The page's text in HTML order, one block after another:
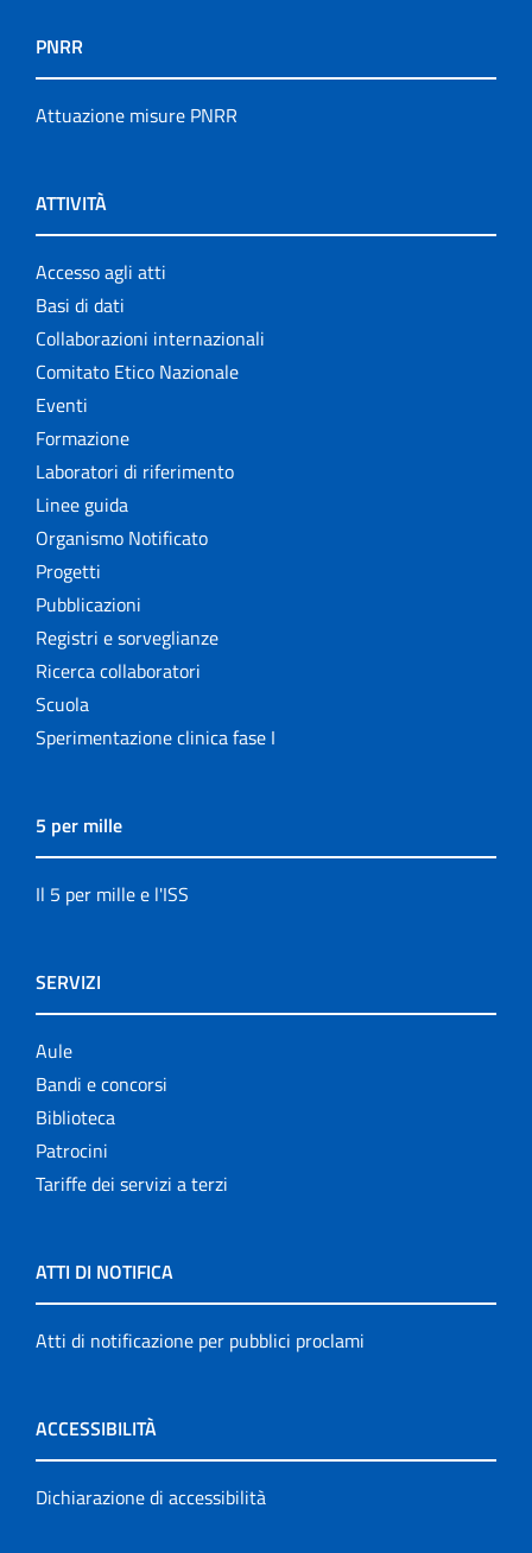
PNRR
Attuazione misure PNRR
ATTIVITÀ
Accesso agli atti
Basi di dati
Collaborazioni internazionali
Comitato Etico Nazionale
Eventi
Formazione
Laboratori di riferimento
Linee guida
Organismo Notificato
Progetti
Pubblicazioni
Registri e sorveglianze
Ricerca collaboratori
Scuola
Sperimentazione clinica fase I
5 per mille
Il 5 per mille e l'ISS
SERVIZI
Aule
Bandi e concorsi
Biblioteca
Patrocini
Tariffe dei servizi a terzi
ATTI DI NOTIFICA
Atti di notificazione per pubblici proclami
ACCESSIBILITÀ
Dichiarazione di accessibilità